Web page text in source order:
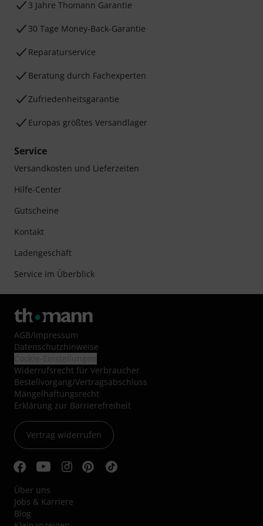
3 Jahre Thomann Garantie
30 Tage Money-Back-Garantie
Reparaturservice
Beratung durch Fachexperten
Zufriedenheitsgarantie
Europas größtes Versandlager
Service
Versandkosten und Lieferzeiten
Hilfe-Center
Gutscheine
Kontakt
Ladengeschäft
Service im Überblick
AGB/Impressum
Datenschutzhinweise
Widerrufsrecht für Verbraucher
Bestellvorgang/Vertragsabschluss
Mängelhaftungsrecht
Erklärung zur Barrierefreiheit
Vertrag widerrufen
Über uns
Jobs & Karriere
Blog